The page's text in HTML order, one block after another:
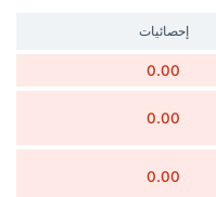
إحصائيات
0.00
0.00
0.00